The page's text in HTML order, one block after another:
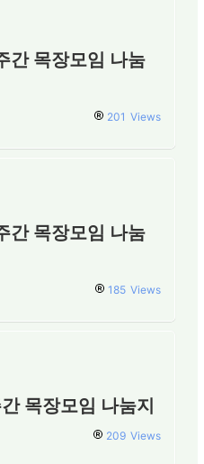
목장모임 나눔
201 Views
목장모임 나눔
185 Views
목장모임 나눔지
209 Views